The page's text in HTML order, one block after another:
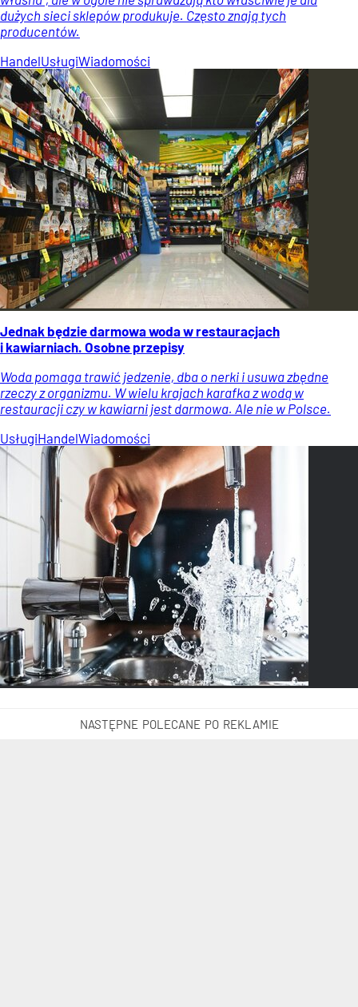
dużych sieci sklepów produkuje. Często znają tych
producentów.
HandelUsługiWiadomości
Jednak będzie darmowa woda w restauracjach
i kawiarniach. Osobne przepisy
Woda pomaga trawić jedzenie, dba o nerki i usuwa zbędne
rzeczy z organizmu. W wielu krajach karafka z wodą w
restauracji czy w kawiarni jest darmowa. Ale nie w Polsce.
UsługiHandelWiadomości